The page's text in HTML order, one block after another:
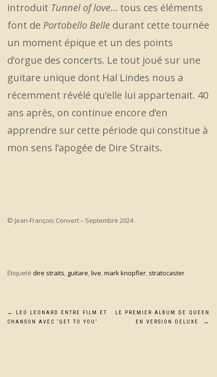
introduit Tunnel of love… tous ces éléments
font de Portobello Belle durant cette tournée
un moment épique et un des points
d’orgue des concerts. Le tout joué sur une
guitare unique dont Hal Lindes nous a
récemment révélé qu’elle lui appartenait. 40
ans après, on continue encore d’en
apprendre sur cette période qui constitue à
mon sens l’apogée de Dire Straits.
© Jean-François Convert – Septembre 2024
Étiqueté dire straits guitare live mark knopfler stratocaster
Navigation
←
LEO LEONARD ENTRE FILM ET
CHANSON AVEC ‘GET TO YOU’
LE PREMIER ALBUM DE QUEEN
EN VERSION DELUXE
→